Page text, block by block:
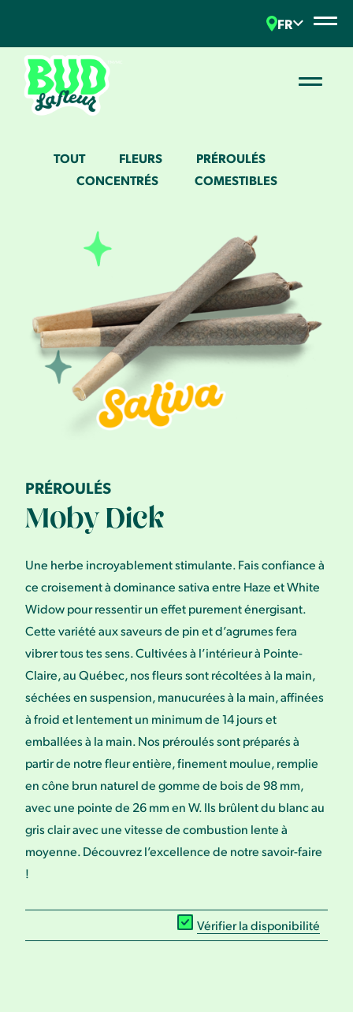
FR
TOUT FLEURS
PRÉROULÉS
CONCENTRÉS
COMESTIBLES
PRÉROULÉS
Moby Dick
Une herbe incroyablement stimulante. Fais confiance à
ce croisement à dominance sativa entre Haze et White
Widow pour ressentir un effet purement énergisant.
Cette variété aux saveurs de pin et d’agrumes fera
vibrer tous tes sens. Cultivées à l’intérieur à Pointe-
Claire, au Québec, nos fleurs sont récoltées à la main,
séchées en suspension, manucurées à la main, affinées
à froid et lentement un minimum de 14 jours et
emballées à la main. Nos préroulés sont préparés à
partir de notre fleur entière, finement moulue, remplie
en cône brun naturel de gomme de bois de 98 mm,
avec une pointe de 26 mm en W. Ils brûlent du blanc au
gris clair avec une vitesse de combustion lente à
moyenne. Découvrez l’excellence de notre savoir-faire
!
Vérifier la disponibilité